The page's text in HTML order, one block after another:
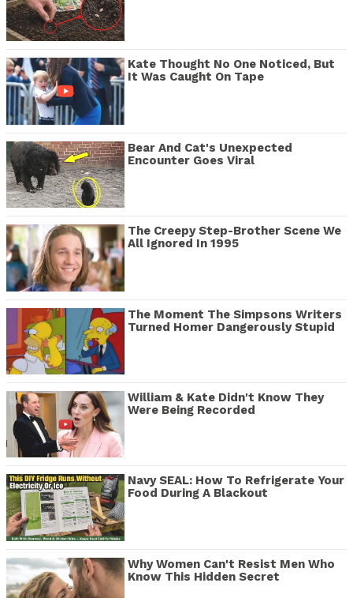
Kate Thought No One Noticed, But
It Was Caught On Tape
Bear And Cat's Unexpected
Encounter Goes Viral
The Creepy Step-Brother Scene We
All Ignored In 1995
The Moment The Simpsons Writers
Turned Homer Dangerously Stupid
William & Kate Didn't Know They
Were Being Recorded
Navy SEAL: How To Refrigerate Your
Food During A Blackout
Why Women Can't Resist Men Who
Know This Hidden Secret